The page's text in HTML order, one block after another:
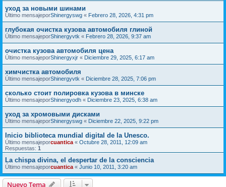
уход за новыми шинами
Último mensajeporShinergyswg « Febrero 28, 2026, 4:31 pm
глубокая очистка кузова автомобиля глиной
Último mensajeporShinergyvtk « Febrero 28, 2026, 9:37 am
очистка кузова автомобиля цена
Último mensajeporShinergyxjr « Diciembre 29, 2025, 6:17 am
химчистка автомобиля
Último mensajeporShinergyvtk « Diciembre 28, 2025, 7:06 pm
сколько стоит полировка кузова в минске
Último mensajeporShinergyodh « Diciembre 23, 2025, 6:38 am
уход за хромовыми дисками
Último mensajeporShinergyswg « Diciembre 22, 2025, 9:22 pm
Inicio biblioteca mundial digital de la Unesco.
Último mensajeporcuantica « Octubre 28, 2011, 12:09 am
Respuestas: 1
La chispa divina, el despertar de la consciencia
Último mensajeporcuantica « Junio 10, 2011, 3:20 am
Nuevo Tema